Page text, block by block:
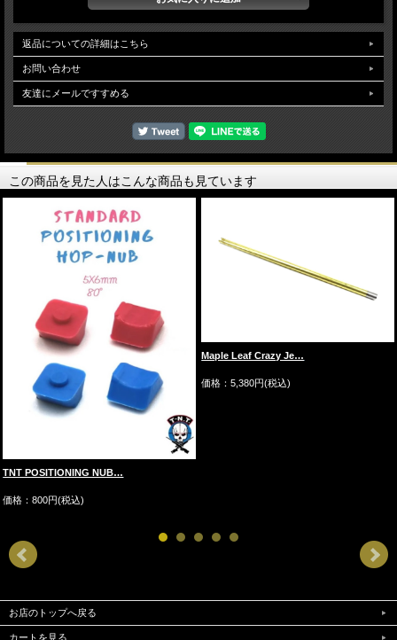
返品についての詳細はこちら
お問い合わせ
友達にメールですすめる
この商品を見た人はこんな商品も見ています
TNT POSITIONING NUB…
価格：800円(税込)
Maple Leaf Crazy Je…
価格：5,380円(税込)
お店のトップへ戻る
カートを見る